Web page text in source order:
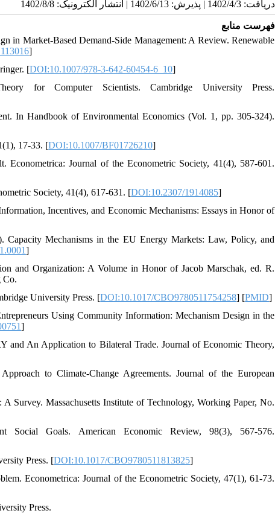
دریافت: 1402/4/3 | پذیرش: 1402/6/13 | انتشار الکترونیک: 1402/8/8
فهرست منابع
in Market-Based Demand-Side Management: A Review. Renewable
]
[DOI:10.1007/978-3-642-60454-6_10]
for Computer Scientists. Cambridge University Press.
In Handbook of Environmental Economics (Vol. 1, pp. 305-324).
17-33. [DOI:10.1007/BF01726210]
Journal of the Econometric Society, 41(4), 587-601.
Society, 41(4), 617-631. [DOI:10.2307/1914085]
Incentives, and Economic Mechanisms: Essays in Honor of
Mechanisms in the EU Energy Markets: Law, Policy, and
]
and Organization: A Volume in Honor of Jacob Marschak, ed. R.
Co.
University Press. [DOI:10.1017/CBO9780511754258] [PMID]
Using Community Information: Mechanism Design in the
]
and An Application to Bilateral Trade. Journal of Economic Theory,
to Climate-Change Agreements. Journal of the European
Survey. Massachusetts Institute of Technology, Working Paper, No.
Goals. American Economic Review, 98(3), 567-576.
Press. [DOI:10.1017/CBO9780511813825]
Econometrica: Journal of the Econometric Society, 47(1), 61-73.
Press.